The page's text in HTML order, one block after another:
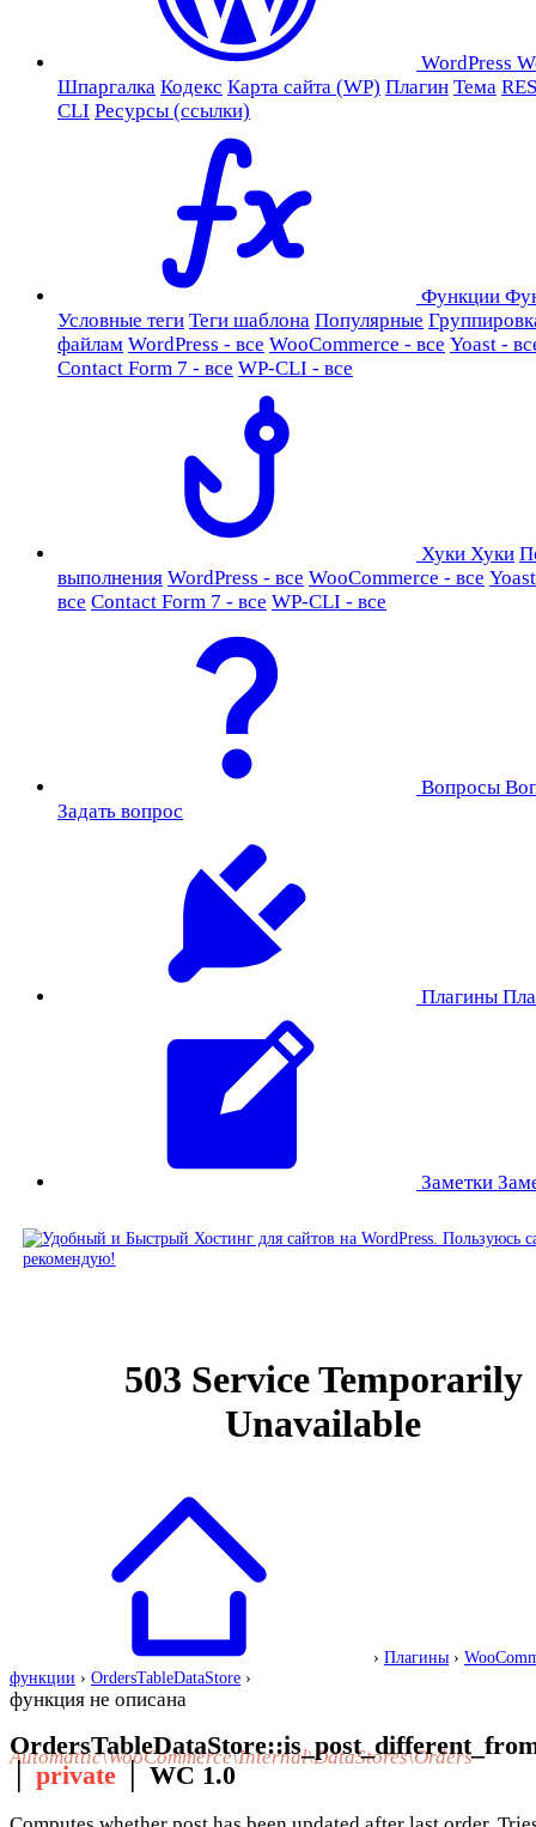
WordPress
Шпаргалка Кодекс Карта сайта (WP) Плагин Тема
CLI Ресурсы (ссылки)
Функции
Условные теги Теги шаблона Популярные
файлам WordPress - все WooCommerce - все Yoast -
Contact Form 7 - все WP-CLI - все
Хуки Хуки
выполнения WordPress - все WooCommerce - все
все Contact Form 7 - все WP-CLI - все
Вопросы
Задать вопрос
Плагины
Заметки
› Плагины ›
функции › OrdersTableDataStore ›
функция не описана
Automattic\WooCommerce\Internal\DataStores\Orders
private WC 1.0